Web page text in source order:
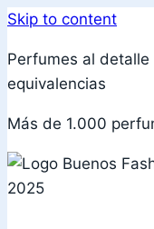
Skip to content
Perfumes al
equivalencias
Más de 1.000